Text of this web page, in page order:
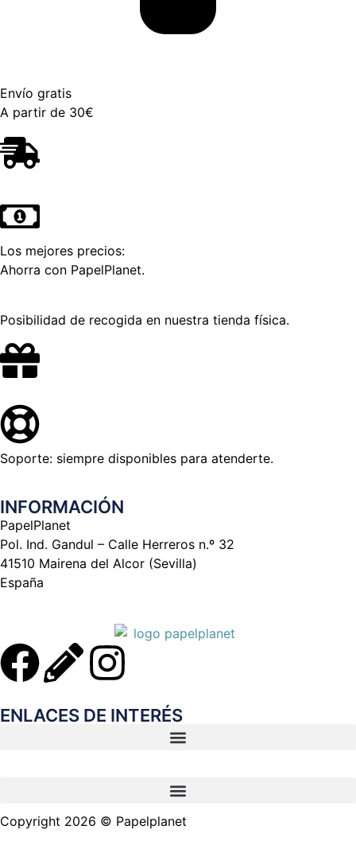
Envío gratis
A partir de 30€
Los mejores precios:
Ahorra con PapelPlanet.
Posibilidad de recogida en nuestra tienda física.
Soporte: siempre disponibles para atenderte.
INFORMACIÓN
PapelPlanet
Pol. Ind. Gandul – Calle Herreros n.º 32
41510 Mairena del Alcor (Sevilla)
España
ENLACES DE INTERÉS
Copyright 2026 © Papelplanet